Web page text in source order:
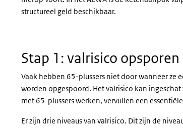
structureel geld beschikbaar.
Stap 1: valrisico opsporen
Vaak hebben 65-plussers niet door wanneer ze
worden opgespoord. Het valrisico kan
met 65-plussers werken, vervullen een
Er zijn drie niveaus van valrisico. Dit zijn de